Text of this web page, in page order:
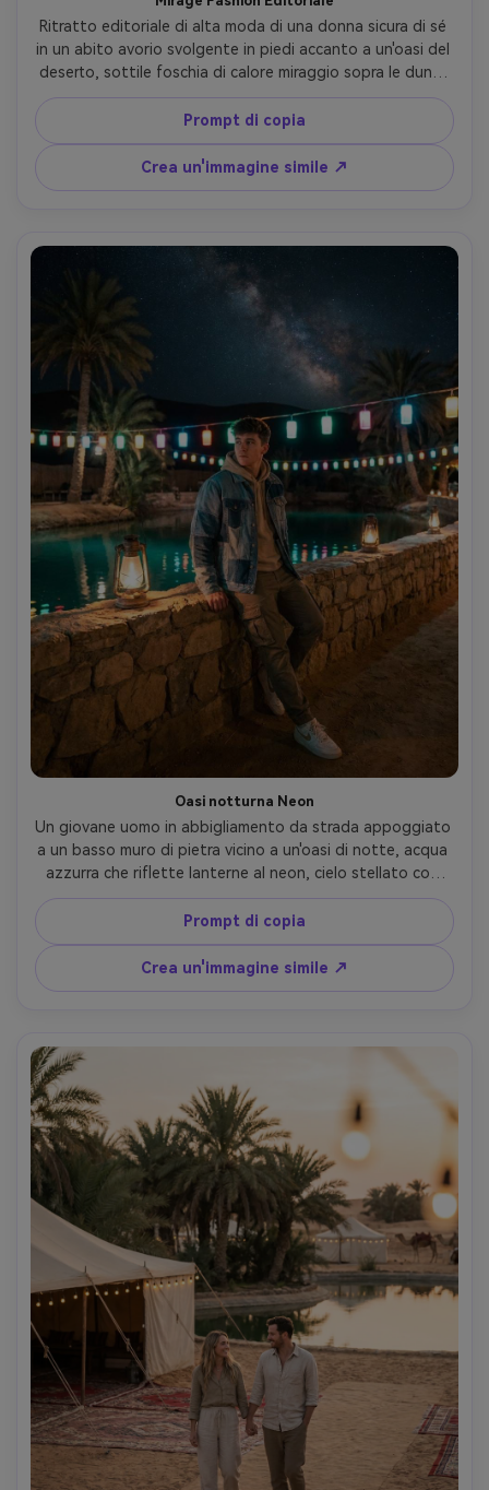
Ritratto editoriale di alta moda di una donna sicura di sé
in un abito avorio svolgente in piedi accanto a un'oasi del
deserto, sottile foschia di calore miraggio sopra le dune,
foglie di palma che creano ombre fantasiate sul suo viso,
luce drammatica del cerchio, scattato su Canon EOS R5,
85mm f/1.4, messa a fuoco nitida sugli occhi,
composizione della copertina di una rivista, fotorealistico,
grado di colore cinematografico- -ar 4:5
Prompt di copia
Crea un'immagine simile ↗
Oasi notturna Neon
Un giovane uomo in abbigliamento da strada appoggiato
a un basso muro di pietra vicino a un'oasi di notte, acqua
azzurra che riflette lanterne al neon, cielo stellato con
debole Via Lattea, palmi ondeggianti, luce
cinematografica lunatica con luci pratiche, scattato su
Nikon Z8, 35mm f/1.8, look ISO elevato ma pulito, ultra-
realistico, grado azzurro e arancione- -ar 4:5
Prompt di copia
Crea un'immagine simile ↗